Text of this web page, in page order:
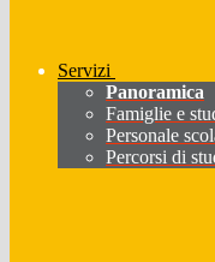
Servizi
Panoramica
Famiglie e
Personale
Percorsi di